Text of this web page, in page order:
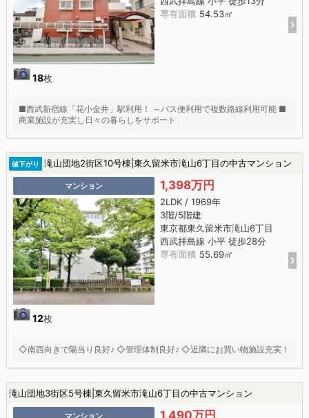
18枚
専有面積 54.53㎡
■西武新宿線「花小金井」駅利用！ ～バス便利用で複数路線利用可能 ■
商業施設が充実し日々の暮らしをサポート
値下がり 滝山団地2街区10号棟|東久留米市滝山6丁目の中古マンション
マンション
12枚
1,398万円
2LDK / 1969年
3階/5階建
東京都東久留米市滝山6丁目
西武拝島線 小平 徒歩28分
専有面積 55.69㎡
◇南西向きで陽当り良好♪ ◇管理体制良好♪ ◇近隣にお買い物施設充実！
滝山団地3街区5号棟|東久留米市滝山6丁目の中古マンション
マンション 1,490万円